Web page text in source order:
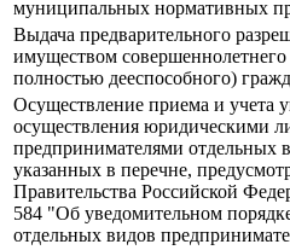
муниципальных нормативных
Выдача предварительного
имуществом совершеннолетнего
полностью дееспособного)
Осуществление приема и учета
осуществления юридическими
предпринимателями отдельных
указанных в перечне,
Правительства Российской
584 "Об уведомительном
отдельных видов